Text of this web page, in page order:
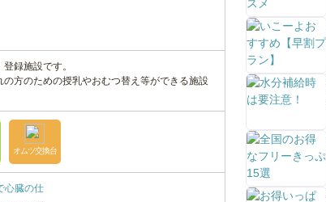
録施設です。
の方のための授乳やおむつ替え等ができる施設
オムツ交換台
心臓の仕